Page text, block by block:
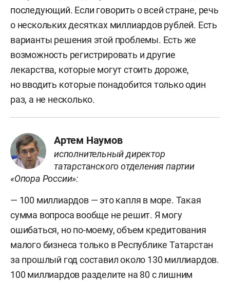
последующий. Если говорить о всей стране, речь
о нескольких десятках миллиардов рублей. Есть
варианты решения этой проблемы. Есть же
возможность регистрировать и другие
лекарства, которые могут стоить дороже,
но вводить которые понадобится только один
раз, а не несколько.
Артем Наумов
исполнительный директор
татарстанского отделения партии
«Опора России»:
— 100 миллиардов — это капля в море. Такая
сумма вопроса вообще не решит. Я могу
ошибаться, но по-моему, объем кредитования
малого бизнеса только в Республике Татарстан
за прошлый год составил около 130 миллиардов.
100 миллиардов разделите на 80 с лишним